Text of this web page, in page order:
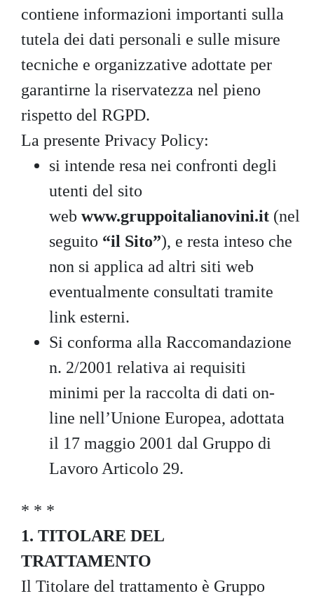
contiene informazioni importanti sulla
tutela dei dati personali e sulle misure
tecniche e organizzative adottate per
garantirne la riservatezza nel pieno
rispetto del RGPD.
La presente Privacy Policy:
si intende resa nei confronti degli
utenti del sito
web www.gruppoitalianovini.it (nel
seguito “il Sito”), e resta inteso che
non si applica ad altri siti web
eventualmente consultati tramite
link esterni.
Si conforma alla Raccomandazione
n. 2/2001 relativa ai requisiti
minimi per la raccolta di dati on-
line nell’Unione Europea, adottata
il 17 maggio 2001 dal Gruppo di
Lavoro Articolo 29.
* * *
1. TITOLARE DEL
TRATTAMENTO
Il Titolare del trattamento è Gruppo